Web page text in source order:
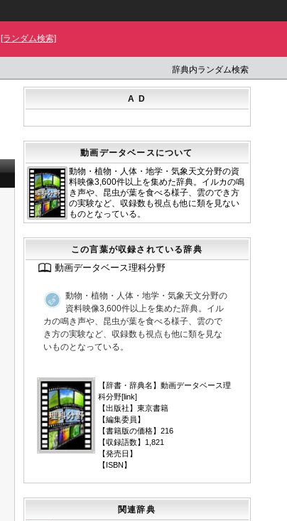
[ランダム検索]
辞典内ランダム検索
A D
動画データベースについて
動物・植物・人体・地学・気象天文分野の資
料映像3,600件以上を集めた辞典。イルカの鳴
き声や、昆虫が葉を食べる様子、雲のでき方
の実験など、収録数も視点も他に類を見ない
ものとなっている。
この言葉が収録されている辞典
動画データベース理科分野
動物・植物・人体・地学・気象天文分野の
資料映像3,600件以上を集めた辞典。イル
カの鳴き声や、昆虫が葉を食べる様子、雲ので
き方の実験など、収録数も視点も他に類を見な
いものとなっている。
【辞書・辞典名】動画データベース理
科分野[link]
【出版社】東京書籍
【編集委員】
【書籍版の価格】216
【収録語数】1,821
【発売日】
【ISBN】
関連辞典